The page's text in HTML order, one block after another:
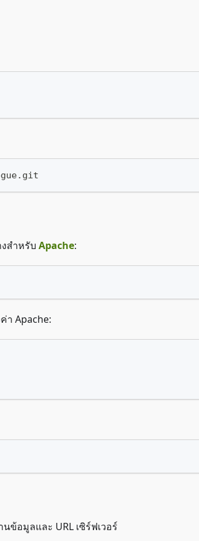
สำหรับ Apache:
า Apache:
ข้อมูลและ URL เซิร์ฟเวอร์